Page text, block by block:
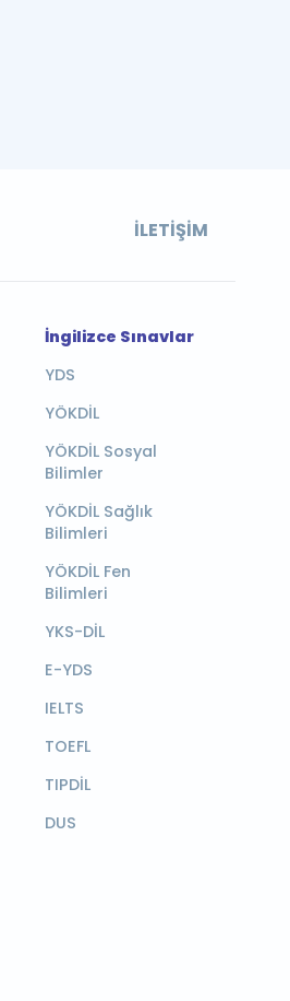
İLETIŞIM
İngilizce Sınavlar
YDS
YÖKDİL
YÖKDİL Sosyal
Bilimler
YÖKDİL Sağlık
Bilimleri
YÖKDİL Fen
Bilimleri
YKS-DİL
E-YDS
IELTS
TOEFL
TIPDİL
DUS